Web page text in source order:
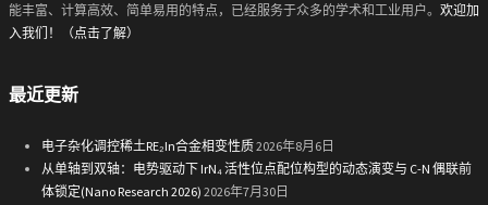
能丰富、计算高效、简单易用的特点，已经服务于众多的学术和工业用户。 欢迎加
入我们！（点击了解）
最近更新
电子杂化调控稀土RE₂In合金相变性质2026年8月6日
从单轴到双轴：电势驱动下 IrN₄ 活性位点配位构型的动态演变与 C-N 偶联前
体锁定(Nano Research 2026) 2026年7月30日